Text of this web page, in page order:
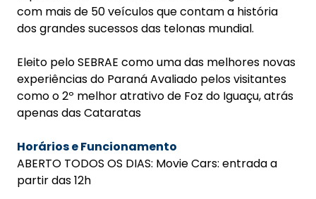
com mais de 50 veículos que contam a história
dos grandes sucessos das telonas mundial.
Eleito pelo SEBRAE como uma das melhores novas
experiências do Paraná Avaliado pelos visitantes
como o 2º melhor atrativo de Foz do Iguaçu, atrás
apenas das Cataratas
Horários e Funcionamento
ABERTO TODOS OS DIAS: Movie Cars: entrada a
partir das 12h